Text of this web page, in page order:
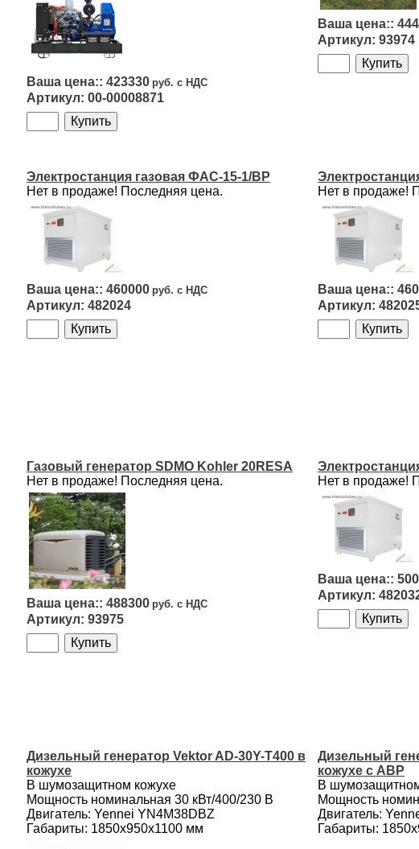
423330
00-00008871
93974
Электростанция газовая ФАС-15-1/ВР
Нет в продаже! Последняя цена.
460000
482024
Нет в продаже!
Газовый генератор SDMO Kohler 20RESA
Нет в продаже! Последняя цена.
488300
93975
Нет в продаже!
Дизельный генератор Vektor AD-30Y-T400 в
кожухе
В шумозащитном кожухе
Мощность номинальная 30 кВт/400/230 B
Двигатель: Yennei YN4M38DBZ
Габариты: 1850х950х1100 мм
Дизельный
кожухе с АВР
В
Мощность
Двигатель:
Габариты: